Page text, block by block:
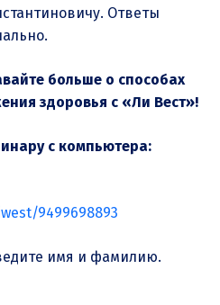
Ответы
больше о способах
здоровья с «Ли Вест»!
с компьютера:
9499698893
имя и фамилию.